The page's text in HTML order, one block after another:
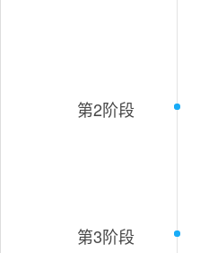
第2阶段
第3阶段